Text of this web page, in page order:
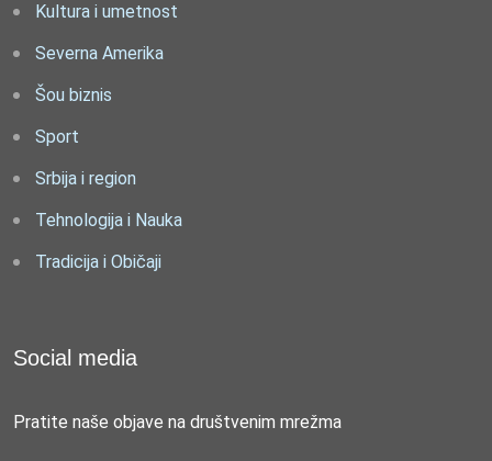
Kultura i umetnost
Severna Amerika
Šou biznis
Sport
Srbija i region
Tehnologija i Nauka
Tradicija i Običaji
Social media
Pratite naše objave na društvenim mrežma